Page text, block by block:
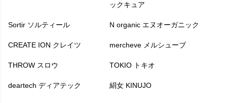
ックキュア
Sortir ソルティール N organic エヌオーガニック
CREATE ION クレイツ mercheve メルシューブ
THROW スロウ TOKIO トキオ
deartech ディアテック 絹女 KINUJO